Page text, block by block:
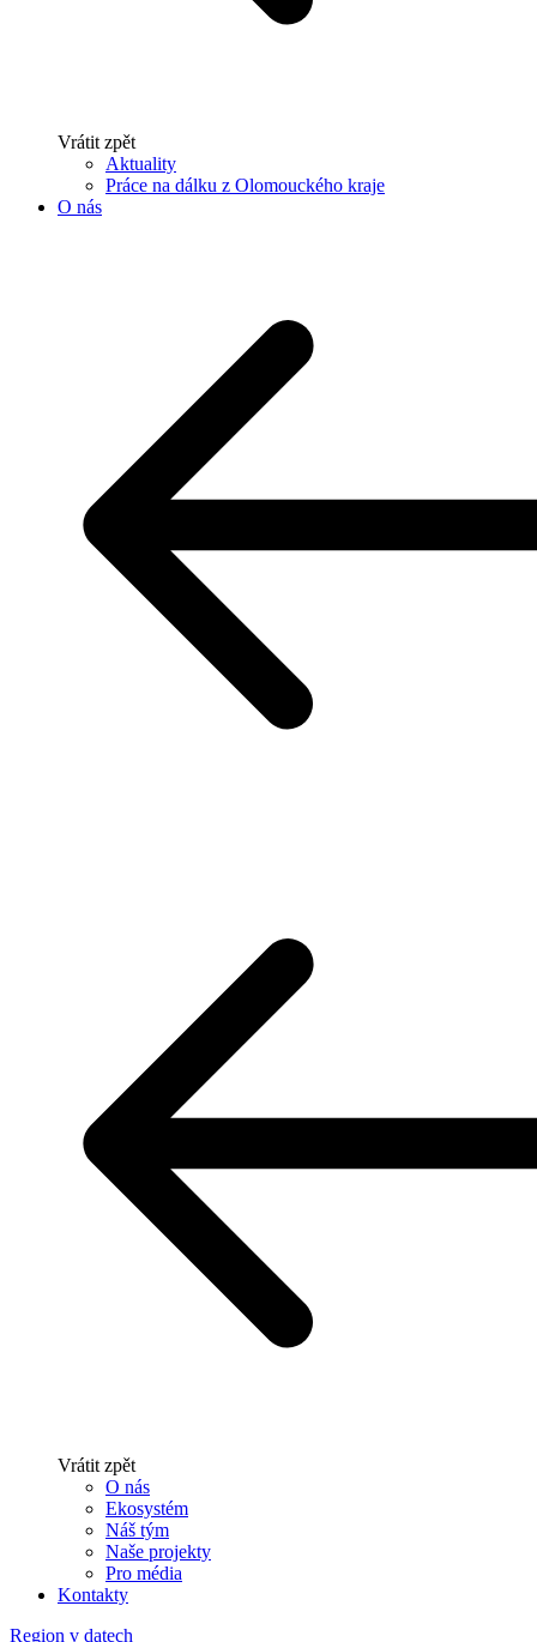
Vrátit zpět
Aktuality
Práce na dálku z Olomouckého kraje
O nás
Vrátit zpět
O nás
Ekosystém
Náš tým
Naše projekty
Pro média
Kontakty
Region v datech